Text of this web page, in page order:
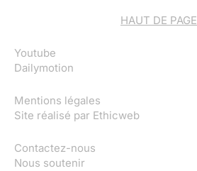
HAUT DE PAGE
Youtube
Dailymotion
Mentions légales
Site réalisé par Ethicweb
Contactez-nous
Nous soutenir